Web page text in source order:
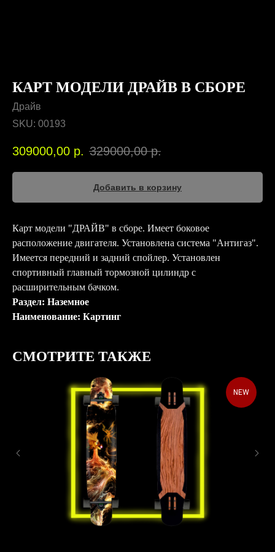
КАРТ МОДЕЛИ ДРАЙВ В СБОРЕ
Драйв
SKU: 00193
309000,00 р. 329000,00 р.
Добавить в корзину
Карт модели "ДРАЙВ" в сборе. Имеет боковое
расположение двигателя. Установлена система "Антигаз".
Имеется передний и задний спойлер. Установлен
спортивный главный тормозной цилиндр с
расширительным бачком.
Раздел: Наземное
Наименование: Картинг
СМОТРИТЕ ТАКЖЕ
NEW